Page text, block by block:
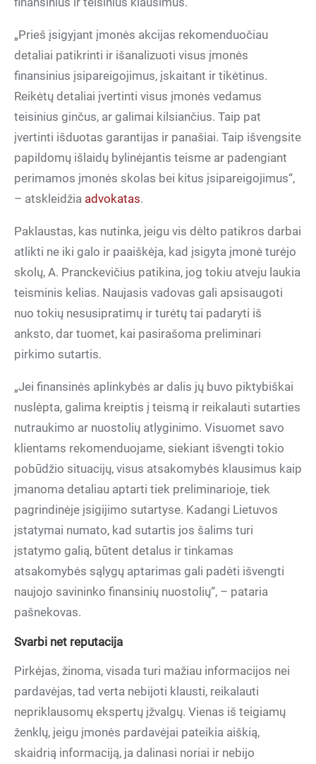
„Prieš įsigyjant įmonės akcijas rekomenduočiau
detaliai patikrinti ir išanalizuoti visus įmonės
finansinius įsipareigojimus, įskaitant ir tikėtinus.
Reikėtų detaliai įvertinti visus įmonės vedamus
teisinius ginčus, ar galimai kilsiančius. Taip pat
įvertinti išduotas garantijas ir panašiai. Taip išvengsite
papildomų išlaidų bylinėjantis teisme ar padengiant
perimamos įmonės skolas bei kitus įsipareigojimus“,
– atskleidžia advokatas.
Paklaustas, kas nutinka, jeigu vis dėlto patikros darbai
atlikti ne iki galo ir paaiškėja, kad įsigyta įmonė turėjo
skolų, A. Pranckevičius patikina, jog tokiu atveju laukia
teisminis kelias. Naujasis vadovas gali apsisaugoti
nuo tokių nesusipratimų ir turėtų tai padaryti iš
anksto, dar tuomet, kai pasirašoma preliminari
pirkimo sutartis.
„Jei finansinės aplinkybės ar dalis jų buvo piktybiškai
nuslėpta, galima kreiptis į teismą ir reikalauti sutarties
nutraukimo ar nuostolių atlyginimo. Visuomet savo
klientams rekomenduojame, siekiant išvengti tokio
pobūdžio situacijų, visus atsakomybės klausimus kaip
įmanoma detaliau aptarti tiek preliminarioje, tiek
pagrindinėje įsigijimo sutartyse. Kadangi Lietuvos
įstatymai numato, kad sutartis jos šalims turi
įstatymo galią, būtent detalus ir tinkamas
atsakomybės sąlygų aptarimas gali padėti išvengti
naujojo savininko finansinių nuostolių“, – pataria
pašnekovas.
Svarbi net reputacija
Pirkėjas, žinoma, visada turi mažiau informacijos nei
pardavėjas, tad verta nebijoti klausti, reikalauti
nepriklausomų ekspertų įžvalgų. Vienas iš teigiamų
ženklų, jeigu įmonės pardavėjai pateikia aiškią,
skaidrią informaciją, ja dalinasi noriai ir nebijo